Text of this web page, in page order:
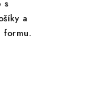
s
a
formu.